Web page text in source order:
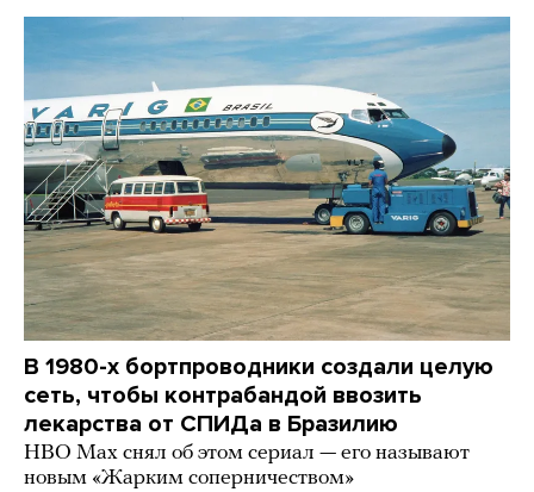
В 1980-х бортпроводники создали целую
сеть, чтобы контрабандой ввозить
лекарства от СПИДа в Бразилию
HBO Max снял об этом сериал — его называют
новым «Жарким соперничеством»